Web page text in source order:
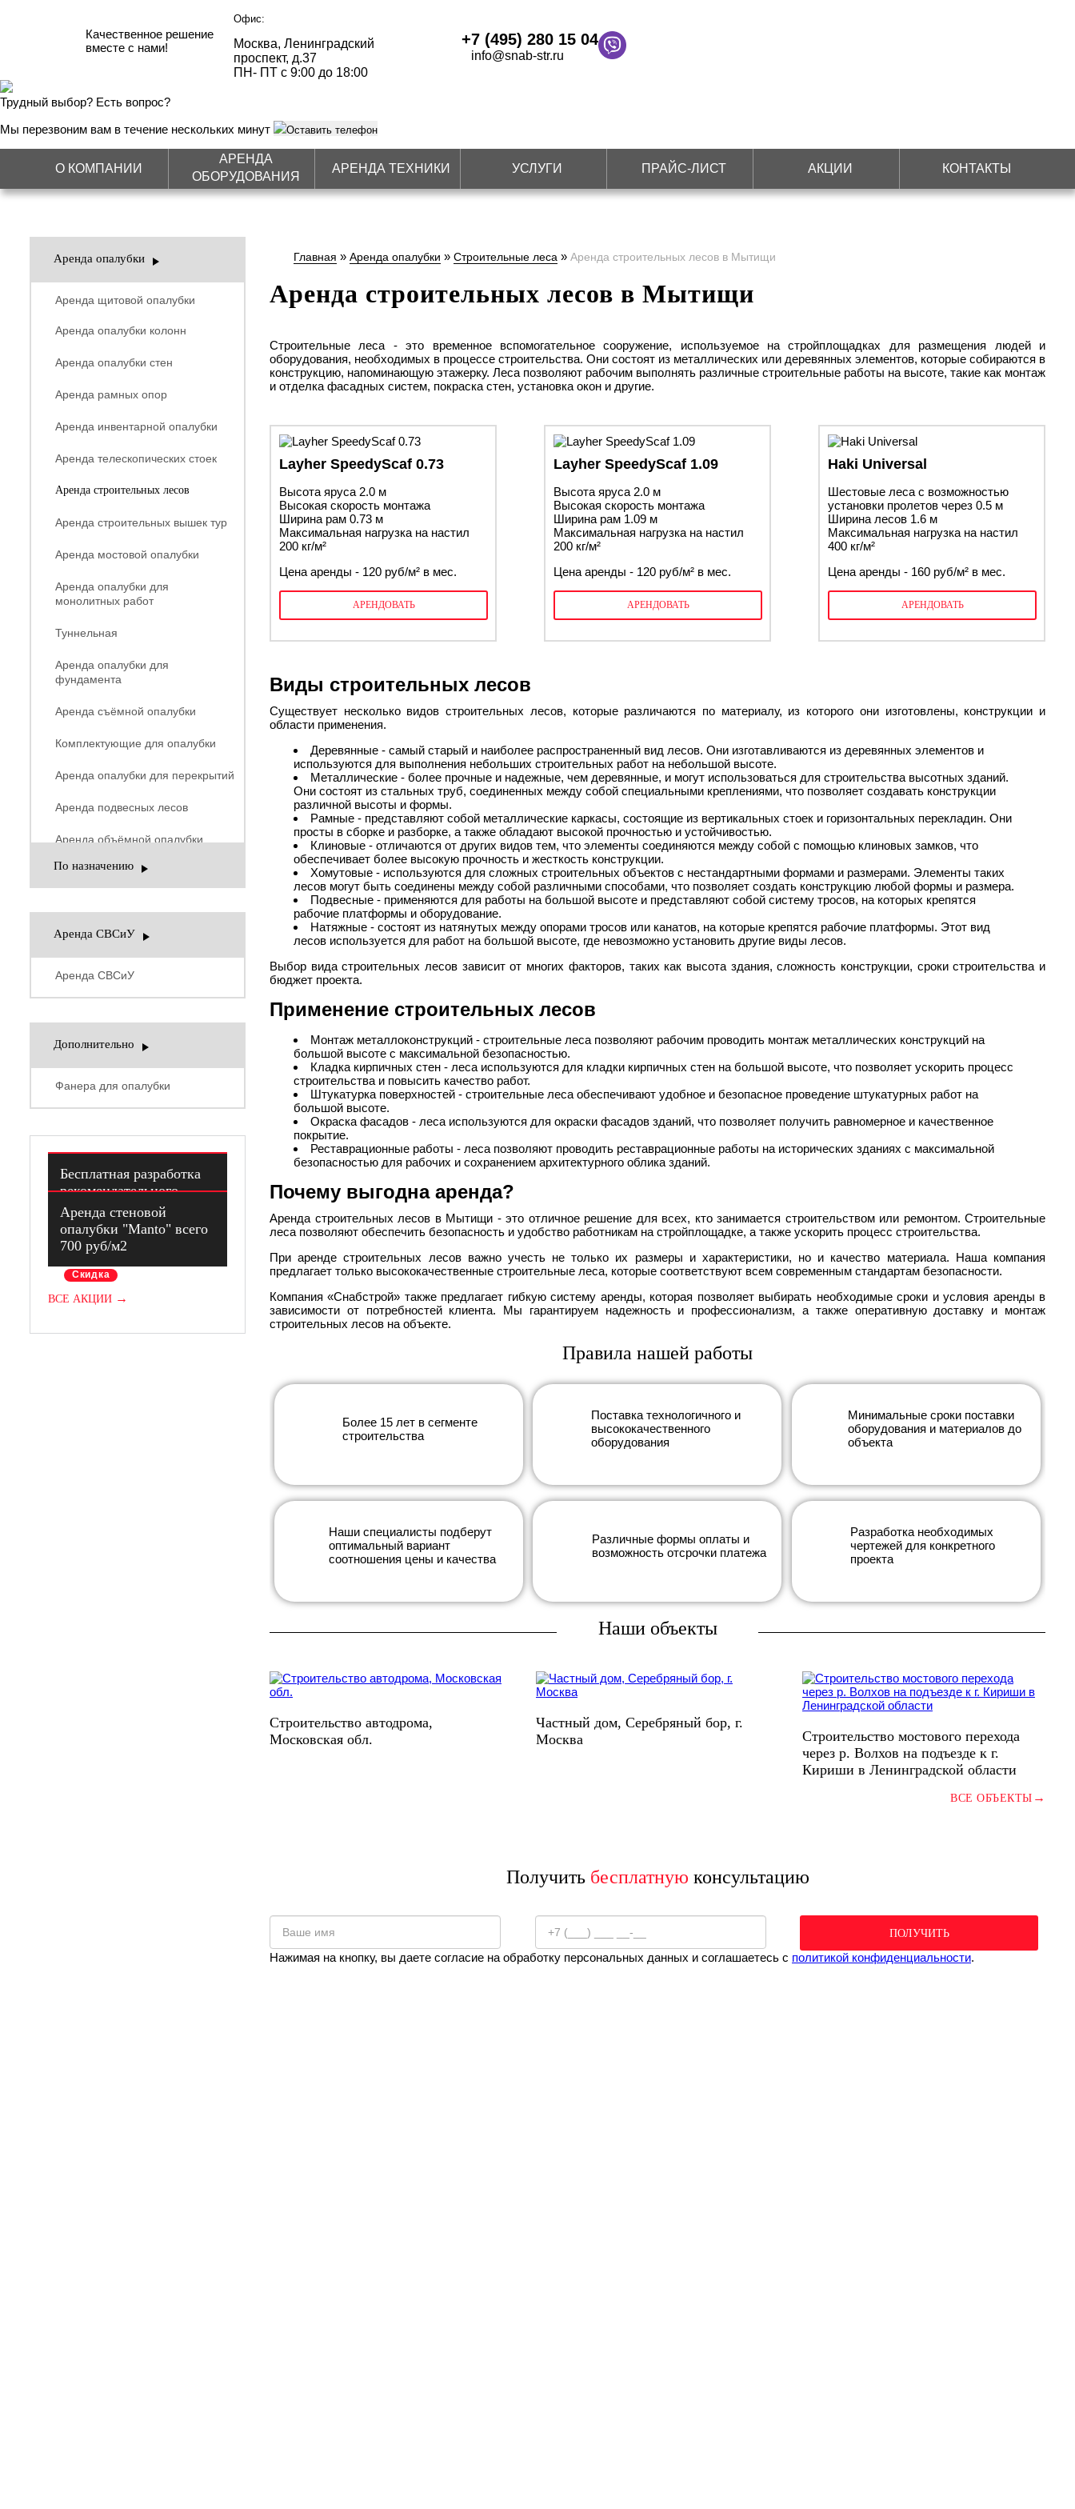
Качественное решение
вместе с нами!
Офис:
Москва, Ленинградский
проспект, д.37
ПН- ПТ с 9:00 до 18:00
+7 (495) 280 15 04
info@snab-str.ru
Трудный выбор? Есть вопрос?
Мы перезвоним вам в течение нескольких минут
Оставить телефон
О КОМПАНИИ
АРЕНДА
ОБОРУДОВАНИЯ
АРЕНДА ТЕХНИКИ УСЛУГИ ПРАЙС-ЛИСТ АКЦИИ КОНТАКТЫ
Аренда опалубки
Аренда щитовой опалубки
Аренда опалубки колонн
Аренда опалубки стен
Аренда рамных опор
Аренда инвентарной опалубки
Аренда телескопических стоек
Аренда строительных лесов
Аренда строительных вышек тур
Аренда мостовой опалубки
Аренда опалубки для
монолитных работ
Туннельная
Аренда опалубки для
фундамента
Аренда съёмной опалубки
Комплектующие для опалубки
Аренда опалубки для перекрытий
Аренда подвесных лесов
Аренда объёмной опалубки
По назначению
Аренда СВСиУ
Аренда СВСиУ
Дополнительно
Фанера для опалубки
Скидка
Бесплатная разработка
рекомендательного
проекта опалубки
Скидка
Аренда стеновой
опалубки "Manto" всего
700 руб/м2
ВСЕ АКЦИИ →
Главная » Аренда опалубки » Строительные леса » Аренда строительных лесов в Мытищи
Аренда строительных лесов в Мытищи
Строительные леса - это временное вспомогательное сооружение, используемое на стройплощадках для размещения людей и
оборудования, необходимых в процессе строительства. Они состоят из металлических или деревянных элементов, которые собираются в
конструкцию, напоминающую этажерку. Леса позволяют рабочим выполнять различные строительные работы на высоте, такие как монтаж
и отделка фасадных систем, покраска стен, установка окон и другие.
Layher SpeedyScaf 0.73
Высота яруса 2.0 м
Высокая скорость монтажа
Ширина рам 0.73 м
Максимальная нагрузка на настил
200 кг/м²
Цена аренды - 120 руб/м² в мес.
АРЕНДОВАТЬ
Layher SpeedyScaf 1.09
Высота яруса 2.0 м
Высокая скорость монтажа
Ширина рам 1.09 м
Максимальная нагрузка на настил
200 кг/м²
Цена аренды - 120 руб/м² в мес.
АРЕНДОВАТЬ
Haki Universal
Шестовые леса с возможностью
установки пролетов через 0.5 м
Ширина лесов 1.6 м
Максимальная нагрузка на настил
400 кг/м²
Цена аренды - 160 руб/м² в мес.
АРЕНДОВАТЬ
Виды строительных лесов
Существует несколько видов строительных лесов, которые различаются по материалу, из которого они изготовлены, конструкции и
области применения.
Деревянные - самый старый и наиболее распространенный вид лесов. Они изготавливаются из деревянных элементов и
используются для выполнения небольших строительных работ на небольшой высоте.
Металлические - более прочные и надежные, чем деревянные, и могут использоваться для строительства высотных зданий.
Они состоят из стальных труб, соединенных между собой специальными креплениями, что позволяет создавать конструкции
различной высоты и формы.
Рамные - представляют собой металлические каркасы, состоящие из вертикальных стоек и горизонтальных перекладин. Они
просты в сборке и разборке, а также обладают высокой прочностью и устойчивостью.
Клиновые - отличаются от других видов тем, что элементы соединяются между собой с помощью клиновых замков, что
обеспечивает более высокую прочность и жесткость конструкции.
Хомутовые - используются для сложных строительных объектов с нестандартными формами и размерами. Элементы таких
лесов могут быть соединены между собой различными способами, что позволяет создать конструкцию любой формы и размера.
Подвесные - применяются для работы на большой высоте и представляют собой систему тросов, на которых крепятся
рабочие платформы и оборудование.
Натяжные - состоят из натянутых между опорами тросов или канатов, на которые крепятся рабочие платформы. Этот вид
лесов используется для работ на большой высоте, где невозможно установить другие виды лесов.
Выбор вида строительных лесов зависит от многих факторов, таких как высота здания, сложность конструкции, сроки строительства и
бюджет проекта.
Применение строительных лесов
Монтаж металлоконструкций - строительные леса позволяют рабочим проводить монтаж металлических конструкций на
большой высоте с максимальной безопасностью.
Кладка кирпичных стен - леса используются для кладки кирпичных стен на большой высоте, что позволяет ускорить процесс
строительства и повысить качество работ.
Штукатурка поверхностей - строительные леса обеспечивают удобное и безопасное проведение штукатурных работ на
большой высоте.
Окраска фасадов - леса используются для окраски фасадов зданий, что позволяет получить равномерное и качественное
покрытие.
Реставрационные работы - леса позволяют проводить реставрационные работы на исторических зданиях с максимальной
безопасностью для рабочих и сохранением архитектурного облика зданий.
Почему выгодна аренда?
Аренда строительных лесов в Мытищи - это отличное решение для всех, кто занимается строительством или ремонтом. Строительные
леса позволяют обеспечить безопасность и удобство работникам на стройплощадке, а также ускорить процесс строительства.
При аренде строительных лесов важно учесть не только их размеры и характеристики, но и качество материала. Наша компания
предлагает только высококачественные строительные леса, которые соответствуют всем современным стандартам безопасности.
Компания «Снабстрой» также предлагает гибкую систему аренды, которая позволяет выбирать необходимые сроки и условия аренды в
зависимости от потребностей клиента. Мы гарантируем надежность и профессионализм, а также оперативную доставку и монтаж
строительных лесов на объекте.
Правила нашей работы
Более 15 лет в сегменте
строительства
Поставка технологичного и
высококачественного
оборудования
Минимальные сроки поставки
оборудования и материалов до
объекта
Наши специалисты подберут
оптимальный вариант
соотношения цены и качества
Различные формы оплаты и
возможность отсрочки платежа
Разработка необходимых
чертежей для конкретного
проекта
Наши объекты
Строительство автодрома,
Московская обл.
Частный дом, Серебряный бор, г.
Москва
Строительство мостового перехода
через р. Волхов на подъезде к г.
Кириши в Ленинградской области
ВСЕ ОБЪЕКТЫ →
Получить бесплатную консультацию
ПОЛУЧИТЬ
Нажимая на кнопку, вы даете согласие на обработку персональных данных и соглашаетесь c политикой конфиденциальности.